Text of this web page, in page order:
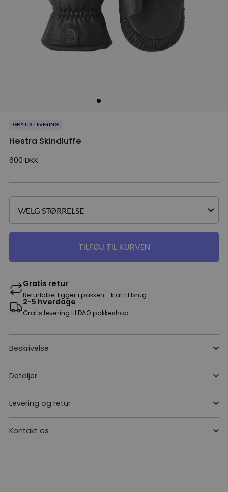
GRATIS LEVERING
Hestra Skindluffe
600 DKK
TILFØJ TIL KURVEN
Gratis retur
Returlabel ligger i pakken - klar til brug
2-5 hverdage
Gratis levering til DAO pakkeshop
Beskrivelse
Detaljer
Levering og retur
Kontakt os